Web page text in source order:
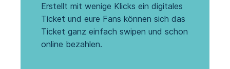
Erstellt mit wenige Klicks ein digitales
Ticket und eure Fans können sich das
Ticket ganz einfach swipen und schon
online bezahlen.